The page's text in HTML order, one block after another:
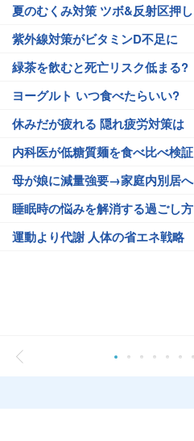
夏のむくみ対策 ツボ&反射区押し
紫外線対策がビタミンD不足に
緑茶を飲むと死亡リスク低まる?
ヨーグルト いつ食べたらいい?
休みだが疲れる 隠れ疲労対策は
内科医が低糖質麺を食べ比べ検証
母が娘に減量強要→家庭内別居へ
睡眠時の悩みを解消する過ごし方
運動より代謝 人体の省エネ戦略